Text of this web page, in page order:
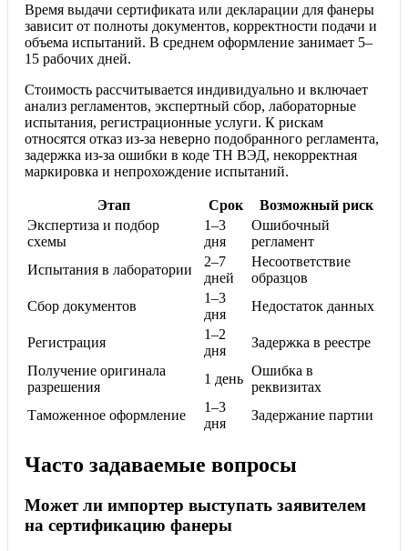
Время выдачи сертификата или декларации для фанеры
зависит от полноты документов, корректности подачи и
объема испытаний. В среднем оформление занимает 5–
15 рабочих дней.
Стоимость рассчитывается индивидуально и включает
анализ регламентов, экспертный сбор, лабораторные
испытания, регистрационные услуги. К рискам
относятся отказ из-за неверно подобранного регламента,
задержка из-за ошибки в коде ТН ВЭД, некорректная
маркировка и непрохождение испытаний.
Этап Срок
Возможный риск
Экспертиза и подбор
схемы
1–3
дня
Ошибочный
регламент
Испытания в лаборатории
2–7
дней
Несоответствие
образцов
Сбор документов
1–3
дня
Недостаток данных
Регистрация
1–2
дня
Задержка в реестре
Получение оригинала
разрешения
1 день
Ошибка в
реквизитах
Таможенное оформление
1–3
дня
Задержание партии
Часто задаваемые вопросы
Может ли импортер выступать заявителем
на сертификацию фанеры